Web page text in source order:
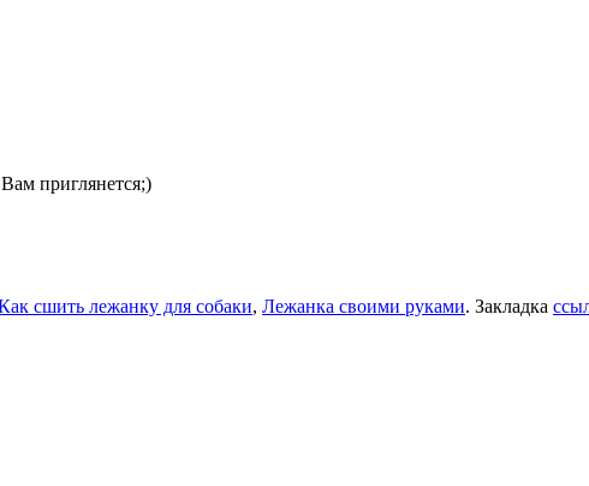
приглянется;)
сшить лежанку для собаки, Лежанка своими руками. Закладка